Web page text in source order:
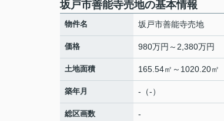
坂戸市善能寺売地の基本情報
物件名 坂戸市善能寺売地
価格 980万円～2,380万円
土地面積 165.54㎡～1020.20㎡
築年月 -（-）
総区画数 -